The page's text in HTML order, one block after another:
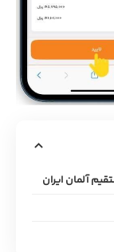
آلمان ایران